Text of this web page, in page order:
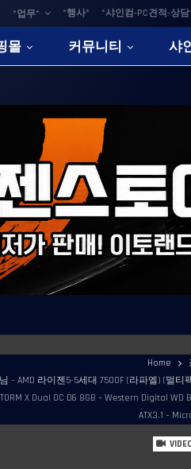
*업무* *행사* *샤인컴-PC견적-상담
몰 커뮤니티 샤
Home
– AMD 라이젠5-5세대 7500F (라파엘) (멀티
X Dual OC D6 8GB – Western Digital
ATX3.1 –